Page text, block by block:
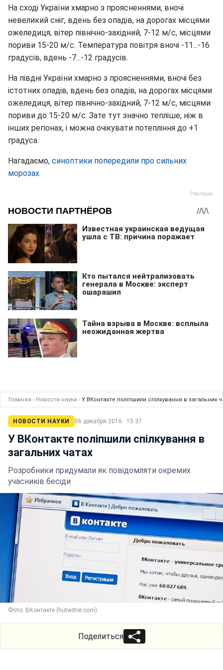
На сході України хмарно з проясненнями, вночі
невеликий сніг, вдень без опадів, на дорогах місцями
ожеледиця, вітер північно-західний, 7-12 м/с, місцями
пориви 15-20 м/с. Температура повітря вночі -11...-16
градусів, вдень -7...-12 градусів.
На півдні України хмарно з проясненнями, вночі без
істотних опадів, вдень без опадів, на дорогах місцями
ожеледиця, вітер північно-західний, 7-12 м/с, місцями
пориви до 15-20 м/с. Зате тут значно тепліше, ніж в
інших регіонах, і можна очікувати потепління до +1
градуса.
Нагадаємо, синоптики попередили про сильних
морозах.
Главная › Новости науки › У ВКонтакте поліпшили спілкування в загальних
НОВОСТИ НАУКИ 06 декабря 2016 · 15:37
У ВКонтакте поліпшили спілкування в
загальних чатах
Розробники придумали як повідомляти окремих
учасників бесіди
Фото: ВКонтакте (hutwitter.com)
Поделиться